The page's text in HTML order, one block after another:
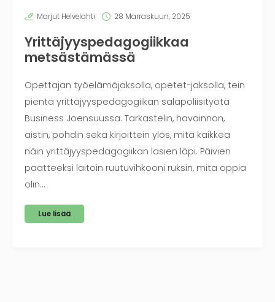
Marjut Helvelahti 28 Marraskuun, 2025
Yrittäjyyspedagogiikkaa
metsästämässä
Opettajan työelämäjaksolla, opetet-jaksolla, tein
pientä yrittäjyyspedagogiikan salapoliisityötä
Business Joensuussa. Tarkastelin, havainnon,
aistin, pohdin sekä kirjoittein ylös, mitä kaikkea
näin yrittäjyyspedagogiikan lasien läpi. Päivien
päätteeksi laitoin ruutuvihkooni ruksin, mitä oppia
olin…
Lue lisää